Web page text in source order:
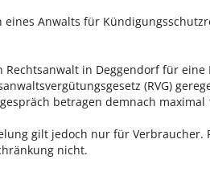
eines Anwalts für
Rechtsanwalt in Deggendorf für
(RVG)
betragen demnach maximal
gilt jedoch nur für
nicht.